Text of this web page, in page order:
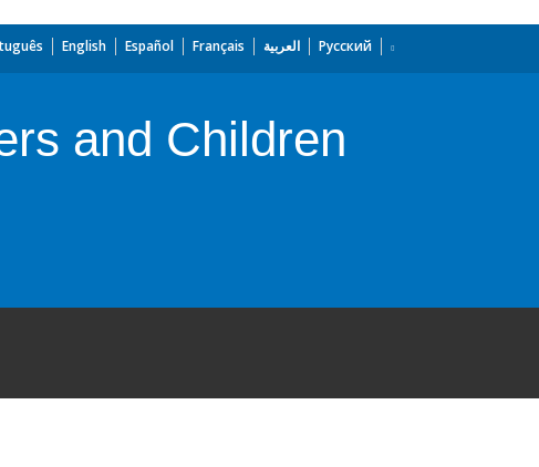
English Español Français العربية Русский
and Children